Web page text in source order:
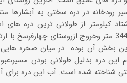
رودخانه در دره سختی به
کیلومتر از طولانی ترین دره
بخش آن بوده در میان صخره هایی
این دره بدلیل طولانی بودن